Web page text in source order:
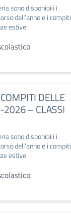
sono disponibili i
dell’anno e i compiti
estive.
DELLE
– CLASSI
sono disponibili i
dell’anno e i compiti
estive.